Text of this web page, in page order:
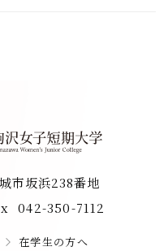
市坂浜238番地
042-350-7112
在学生の方へ